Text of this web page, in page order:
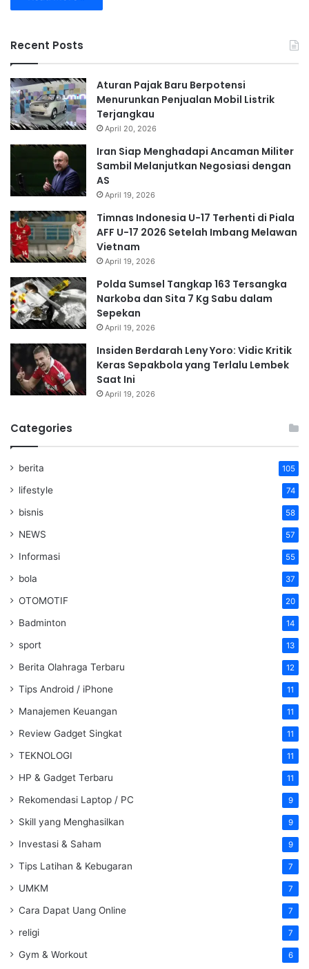
Recent Posts
Aturan Pajak Baru Berpotensi
Menurunkan Penjualan Mobil Listrik
Terjangkau
April 20, 2026
Iran Siap Menghadapi Ancaman Militer
Sambil Melanjutkan Negosiasi dengan
AS
April 19, 2026
Timnas Indonesia U-17 Terhenti di Piala
AFF U-17 2026 Setelah Imbang Melawan
Vietnam
April 19, 2026
Polda Sumsel Tangkap 163 Tersangka
Narkoba dan Sita 7 Kg Sabu dalam
Sepekan
April 19, 2026
Insiden Berdarah Leny Yoro: Vidic Kritik
Keras Sepakbola yang Terlalu Lembek
Saat Ini
April 19, 2026
Categories
berita 105
lifestyle 74
bisnis 58
NEWS 57
Informasi 55
bola 37
OTOMOTIF 20
Badminton 14
sport 13
Berita Olahraga Terbaru 12
Tips Android / iPhone 11
Manajemen Keuangan 11
Review Gadget Singkat 11
TEKNOLOGI 11
HP & Gadget Terbaru 11
Rekomendasi Laptop / PC 9
Skill yang Menghasilkan 9
Investasi & Saham 9
Tips Latihan & Kebugaran 7
UMKM 7
Cara Dapat Uang Online 7
religi 7
Gym & Workout 6